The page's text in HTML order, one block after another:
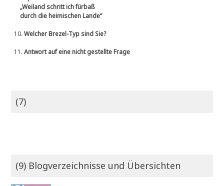
„Weiland schritt ich fürbaß
durch die heimischen Lande“
10.Welcher Brezel-Typ sind Sie?
11.Antwort auf eine nicht gestellte Frage
(7)
(9) Blogverzeichnisse und Übersichten